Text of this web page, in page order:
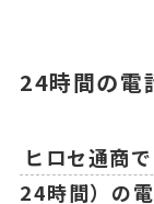
24時間の電
ヒロセ通商
24時間）の